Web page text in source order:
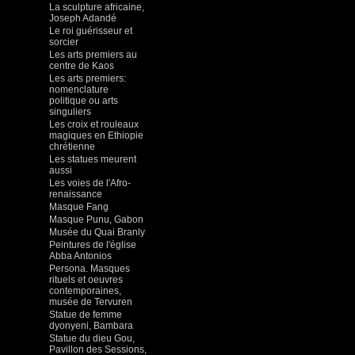
La sculpture africaine,
Joseph Adandé
Le roi guérisseur et
sorcier
Les arts premiers au
centre de Kaos
Les arts premiers:
nomenclature
politique ou arts
singuliers
Les croix et rouleaux
magiques en Ethiopie
chrétienne
Les statues meurent
aussi
Les voies de l'Afro-
renaissance
Masque Fang
Masque Punu, Gabon
Musée du Quai Branly
Peintures de l'église
Abba Antonios
Persona. Masques
rituels et oeuvres
contemporaines,
musée de Tervuren
Statue de femme
dyonyeni, Bambara
Statue du dieu Gou,
Pavillon des Sessions,